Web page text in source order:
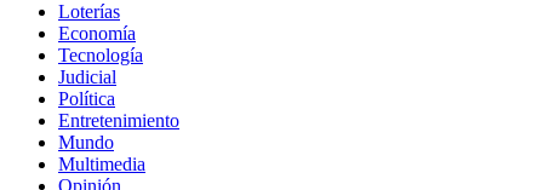
Loterías
Economía
Tecnología
Judicial
Política
Entretenimiento
Mundo
Multimedia